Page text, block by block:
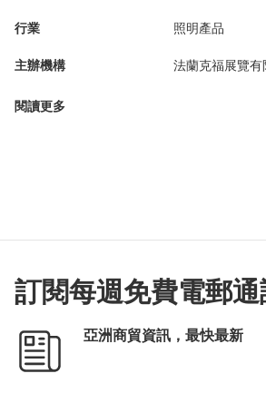
行業 照明產品
主辦機構 法蘭克福展覽有
閱讀更多
訂閱每週免費電郵通
亞洲商貿資訊，最快最新